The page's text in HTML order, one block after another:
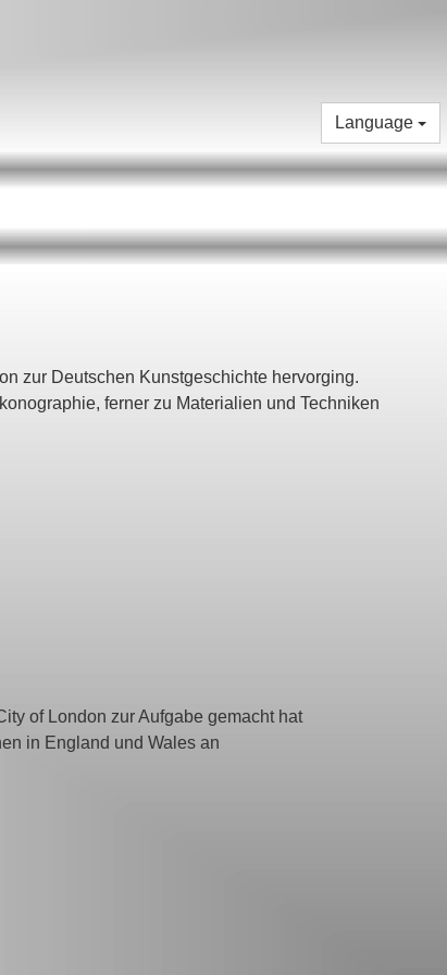
Language
zur Deutschen Kunstgeschichte hervorging.
ferner zu Materialien und Techniken
of London zur Aufgabe gemacht hat
in England und Wales an